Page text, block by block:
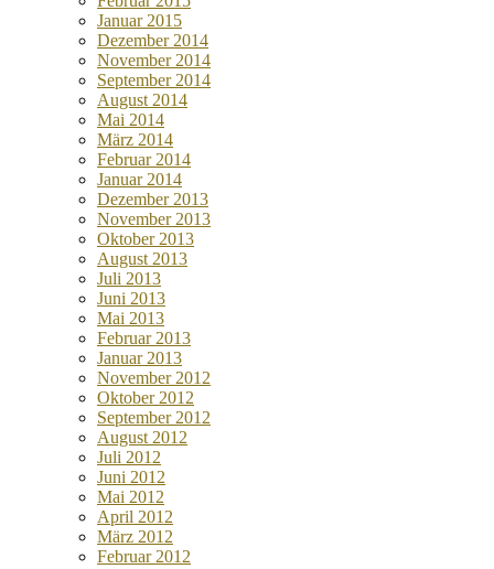
Januar 2015
Dezember 2014
November 2014
September 2014
August 2014
Mai 2014
März 2014
Februar 2014
Januar 2014
Dezember 2013
November 2013
Oktober 2013
August 2013
Juli 2013
Juni 2013
Mai 2013
Februar 2013
Januar 2013
November 2012
Oktober 2012
September 2012
August 2012
Juli 2012
Juni 2012
Mai 2012
April 2012
März 2012
Februar 2012